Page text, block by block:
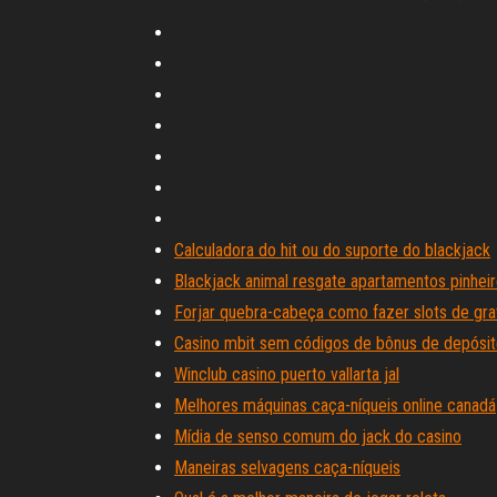
Calculadora do hit ou do suporte do blackjack
Blackjack animal resgate apartamentos
Forjar quebra-cabeça como fazer slots de
Casino mbit sem códigos de bônus de
Winclub casino puerto vallarta jal
Melhores máquinas caça-níqueis online canadá
Mídia de senso comum do jack do casino
Maneiras selvagens caça-níqueis